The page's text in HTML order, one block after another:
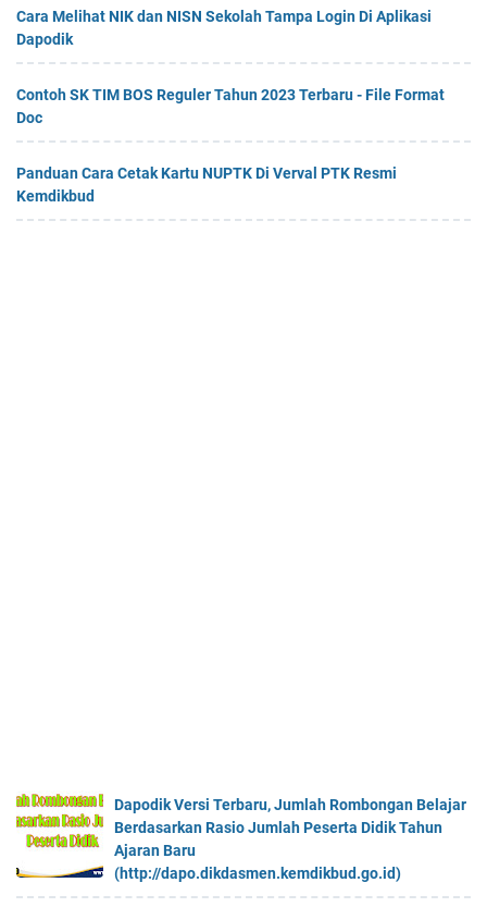
Cara Melihat NIK dan NISN Sekolah Tampa Login Di Aplikasi
Dapodik
Contoh SK TIM BOS Reguler Tahun 2023 Terbaru - File Format
Doc
Panduan Cara Cetak Kartu NUPTK Di Verval PTK Resmi
Kemdikbud
Dapodik Versi Terbaru, Jumlah Rombongan Belajar
Berdasarkan Rasio Jumlah Peserta Didik Tahun
Ajaran Baru
(http://dapo.dikdasmen.kemdikbud.go.id)